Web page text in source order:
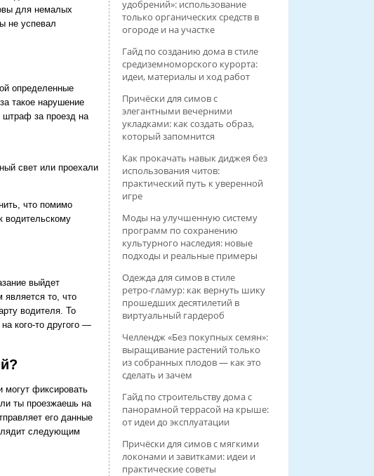
для немалых
не успевал
определенные
такое нарушение
за проезд на
свет или проехали
что помимо
водительскому
выйдет
то, что
водителя. То
кого-то другого —
фиксировать
ты проезжаешь на
его данные
следующим
удобрений»: использование
только органических средств в
огороде и на участке
Гайд по созданию дома в стиле
средиземноморского курорта:
идеи, материалы и ход работ
Причёски для симов с
элегантными вечерними
укладками: как создать образ,
который запомнится
Как прокачать навык диджея без
использования читов:
практический путь к уверенной
игре
Моды на улучшенную систему
программ по сохранению
культурного наследия: новые
подходы и реальные примеры
Одежда для симов в стиле
ретро‑гламур: как вернуть шику
прошедших десятилетий в
виртуальный гардероб
Челлендж «Без покупных семян»:
выращивание растений только
из собранных плодов — как это
сделать и зачем
Гайд по строительству дома с
панорамной террасой на крыше:
от идеи до эксплуатации
Причёски для симов с мягкими
локонами и завитками: идеи и
практические советы